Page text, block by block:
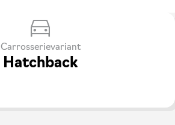
Carrosserievariant
Hatchback